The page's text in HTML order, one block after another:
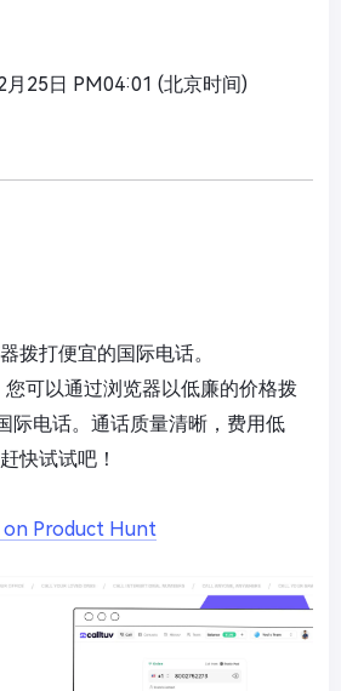
月25日 PM04:01 (北京时间)
拨打便宜的国际电话。
您可以通过浏览器以低廉的价格拨
际电话。通话质量清晰，费用低
快试试吧！
on Product Hunt